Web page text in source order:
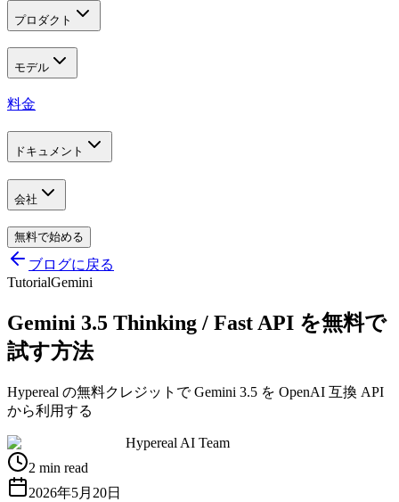
プロダクト
モデル
料金
ドキュメント
会社
無料で始める
ブログに戻る
TutorialGemini
Gemini 3.5 Thinking / Fast API を無料で
試す方法
Hypereal の無料クレジットで Gemini 3.5 を OpenAI 互換 API
から利用する
Hypereal AI Team
2 min read
2026年5月20日